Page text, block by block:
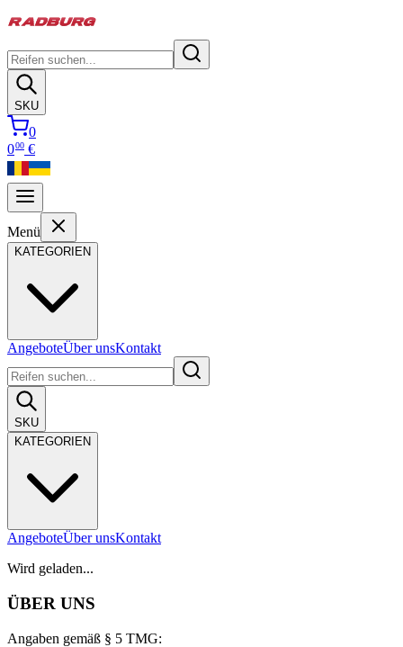
SKU
0
000 €
Menü
KATEGORIEN
AngeboteÜber unsKontakt
SKU
KATEGORIEN
AngeboteÜber unsKontakt
Wird geladen...
ÜBER UNS
Angaben gemäß § 5 TMG: